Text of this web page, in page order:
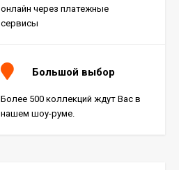
онлайн через платежные
сервисы
Большой выбор
Более 500 коллекций ждут Вас в
нашем шоу-руме.
Charme Evo Imperiale
Ret 60x120,